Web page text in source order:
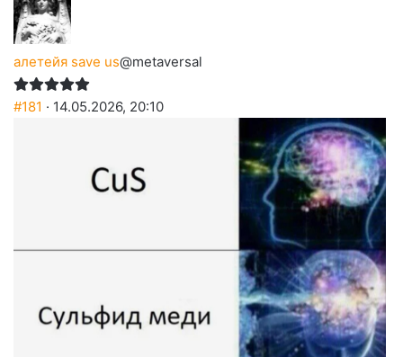
алетейя save us@metaversal
#181 · 14.05.2026, 20:10